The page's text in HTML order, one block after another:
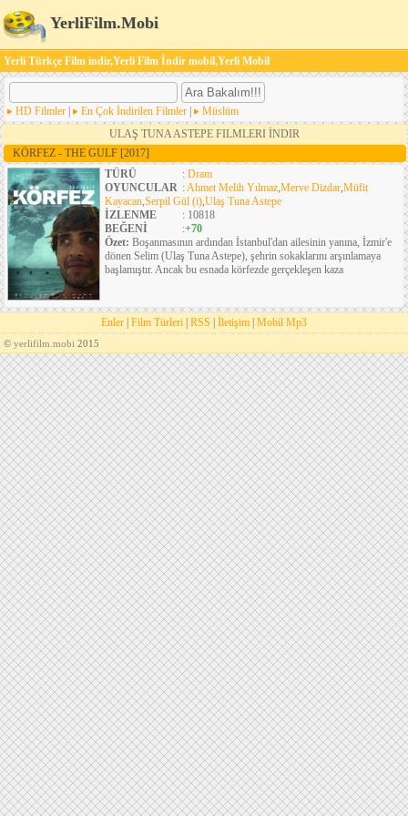
YerliFilm.Mobi
Yerli Türkçe Film indir,Yerli Film İndir mobil,Yerli Mobil
HD Filmler En Çok İndirilen Filmler
Müslüm
ULAŞ TUNA ASTEPE FILMLERI İNDIR
KÖRFEZ - THE GULF [2017]
TÜRÜ
: Dram
OYUNCULAR :Ahmet Melih Yılmaz,Merve Dizdar,Müfit
Kayacan,Serpil Gül (i),Ulaş Tuna Astepe
İZLENME
: 10818
BEĞENİ
:+70
Özet: Boşanmasının ardından İstanbul'dan ailesinin yanına, İzmir'e
dönen Selim (Ulaş Tuna Astepe), şehrin sokaklarını arşınlamaya
başlamıştır. Ancak bu esnada körfezde gerçekleşen kaza
Enler Film Türleri RSS İletişim Mobil Mp3
© yerlifilm.mobi 2015